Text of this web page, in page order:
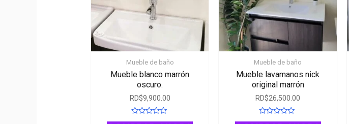
Mueble de baño
Mueble blanco marrón
oscuro.
RD$9,900.00
Rated
Mueble de baño
Mueble lavamanos nick
original marrón
RD$26,500.00
Rated